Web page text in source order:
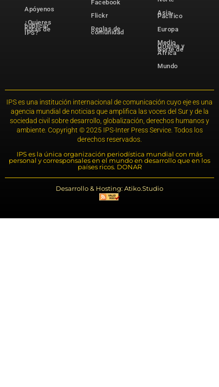
Apóyenos
¿Quieres
publicar
notas de
IPS?
Facebook
Flickr
Reglas de
comunidad
Asia-
Pacífico
Europa
Medio
Oriente y
Norte de
África
Mundo
IPS es una institución internacional de comunicación cuyo eje es una
agencia mundial de noticias que amplifica las voces del Sur y de la
sociedad civil sobre desarrollo, globalización, derechos humanos y
ambiente. Copyright © 2025 IPS-Inter Press Service. Todos los
derechos reservados.
IPS es la única organización periodística mundial con más
personal y corresponsales en el mundo en desarrollo que en los
países ricos. DONAR
Desarrollo & Hosting: Atiko.Studio